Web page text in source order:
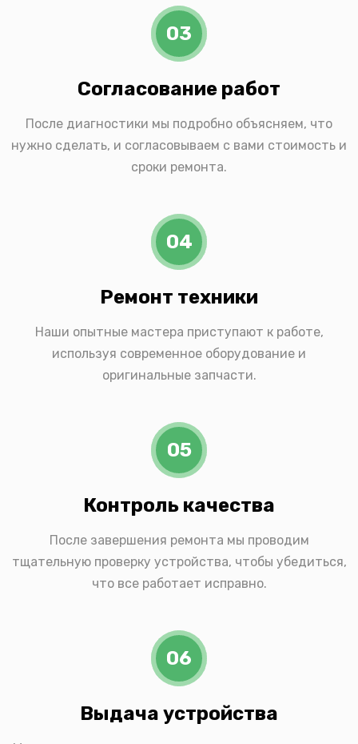
03
Согласование работ
После диагностики мы подробно объясняем, что
нужно сделать, и согласовываем с вами стоимость и
сроки ремонта.
04
Ремонт техники
Наши опытные мастера приступают к работе,
используя современное оборудование и
оригинальные запчасти.
05
Контроль качества
После завершения ремонта мы проводим
тщательную проверку устройства, чтобы убедиться,
что все работает исправно.
06
Выдача устройства